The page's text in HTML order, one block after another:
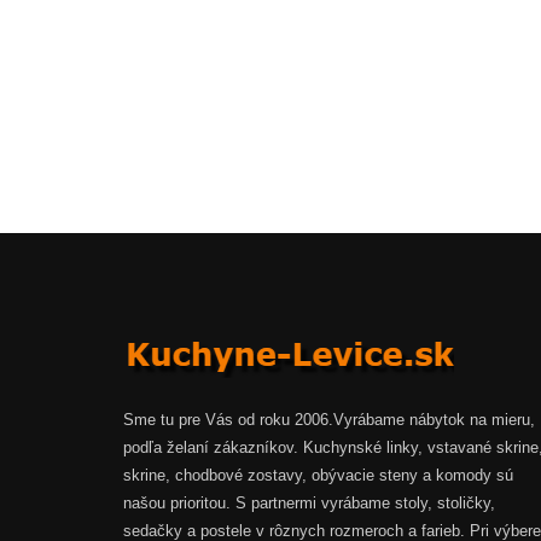
Sme tu pre Vás od roku 2006.Vyrábame nábytok na mieru,
podľa želaní zákazníkov. Kuchynské linky, vstavané skrine,
skrine, chodbové zostavy, obývacie steny a komody sú
našou prioritou. S partnermi vyrábame stoly, stoličky,
sedačky a postele v rôznych rozmeroch a farieb. Pri výbere